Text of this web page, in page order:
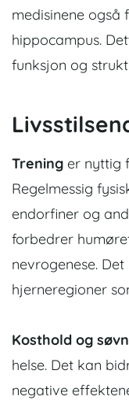
medisinene også
hippocampus.
funksjon og
Trening er nyttig
Regelmessig
endorfiner og
forbedrer
nevrogenese.
hjerneregioner
Kosthold og søvn
helse. Det kan
negative